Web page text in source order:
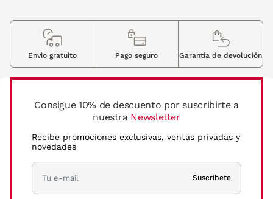
Consigue 10% de descuento por suscribirte a
nuestra Newsletter
Recibe promociones exclusivas, ventas privadas y
novedades
Suscríbete
Envio gratuito Pago seguro Garantia de devolución